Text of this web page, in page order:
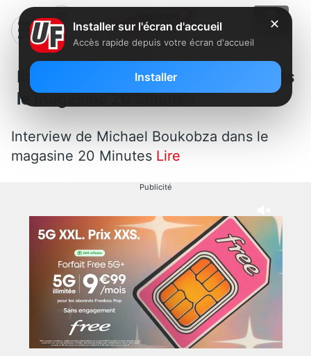
Interview de Michael Boukobza dans
le magasine 20 Minutes
Interview de Michael Boukobza dans le
magasine 20 Minutes Lire
Publicité
✕
Installer sur l'écran d'accueil
Accès rapide depuis votre écran d'accueil
Installer